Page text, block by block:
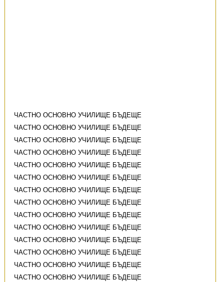
ЧАСТНО ОСНОВНО УЧИЛИЩЕ БЪДЕЩЕ
ЧАСТНО ОСНОВНО УЧИЛИЩЕ БЪДЕЩЕ
ЧАСТНО ОСНОВНО УЧИЛИЩЕ БЪДЕЩЕ
ЧАСТНО ОСНОВНО УЧИЛИЩЕ БЪДЕЩЕ
ЧАСТНО ОСНОВНО УЧИЛИЩЕ БЪДЕЩЕ
ЧАСТНО ОСНОВНО УЧИЛИЩЕ БЪДЕЩЕ
ЧАСТНО ОСНОВНО УЧИЛИЩЕ БЪДЕЩЕ
ЧАСТНО ОСНОВНО УЧИЛИЩЕ БЪДЕЩЕ
ЧАСТНО ОСНОВНО УЧИЛИЩЕ БЪДЕЩЕ
ЧАСТНО ОСНОВНО УЧИЛИЩЕ БЪДЕЩЕ
ЧАСТНО ОСНОВНО УЧИЛИЩЕ БЪДЕЩЕ
ЧАСТНО ОСНОВНО УЧИЛИЩЕ БЪДЕЩЕ
ЧАСТНО ОСНОВНО УЧИЛИЩЕ БЪДЕЩЕ
ЧАСТНО ОСНОВНО УЧИЛИЩЕ БЪДЕЩЕ